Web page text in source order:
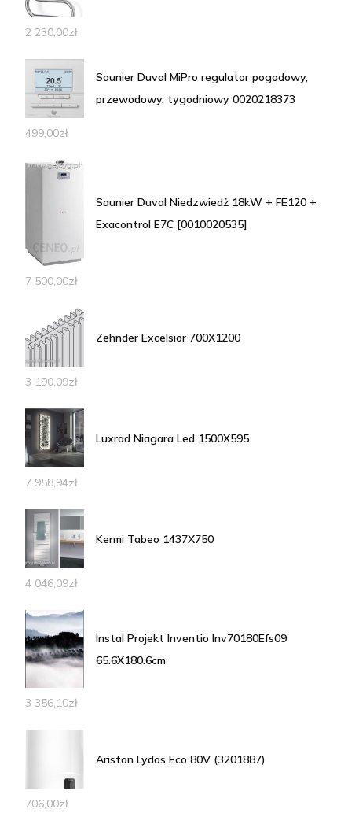
2 230,00zł
Saunier Duval MiPro regulator pogodowy,
przewodowy, tygodniowy 0020218373
499,00zł
Saunier Duval Niedzwiedż 18kW + FE120 +
Exacontrol E7C [0010020535]
7 500,00zł
Zehnder Excelsior 700X1200
3 190,09zł
Luxrad Niagara Led 1500X595
7 958,94zł
Kermi Tabeo 1437X750
4 046,09zł
Instal Projekt Inventio Inv70180Efs09
65.6X180.6cm
3 356,10zł
Ariston Lydos Eco 80V (3201887)
706,00zł